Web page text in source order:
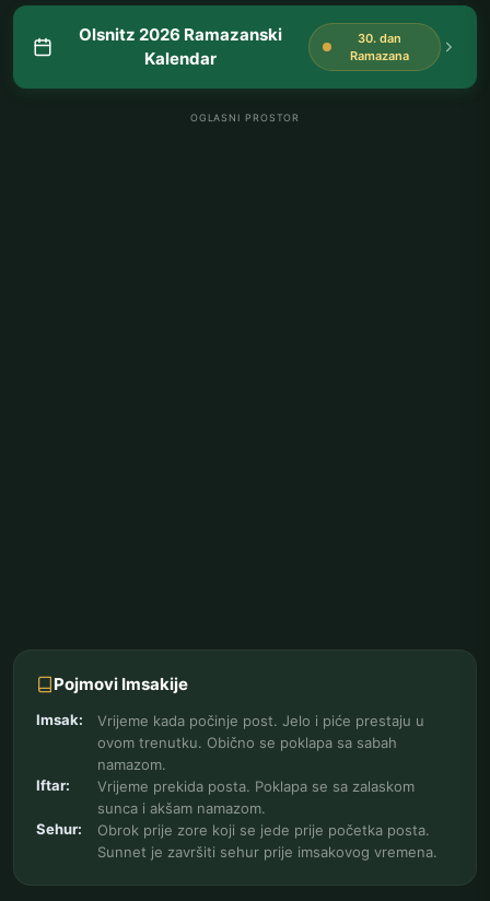
Olsnitz 2026 Ramazanski
Kalendar
30. dan
Ramazana
OGLASNI PROSTOR
Pojmovi Imsakije
Imsak:
Vrijeme kada počinje post. Jelo i piće prestaju u
ovom trenutku. Obično se poklapa sa sabah
namazom.
Iftar:
Vrijeme prekida posta. Poklapa se sa zalaskom
sunca i akšam namazom.
Sehur:
Obrok prije zore koji se jede prije početka posta.
Sunnet je završiti sehur prije imsakovog vremena.